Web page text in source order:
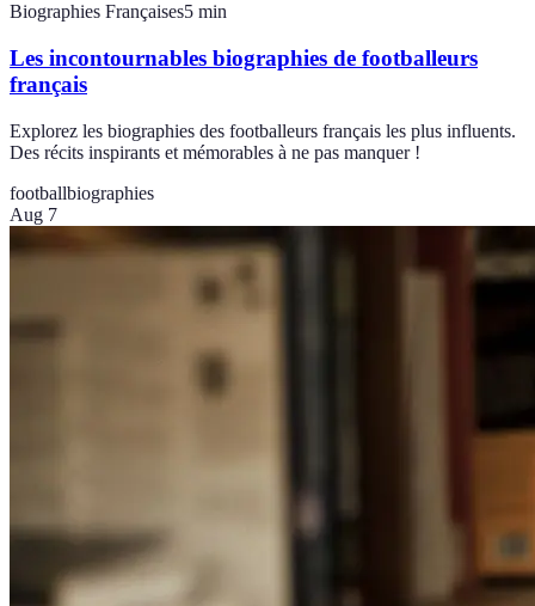
Biographies Françaises5 min
Les incontournables biographies de footballeurs
français
Explorez les biographies des footballeurs français les plus influents.
Des récits inspirants et mémorables à ne pas manquer !
footballbiographies
Aug 7